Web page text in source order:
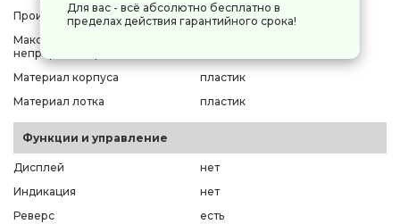
Производительность
0.58 кг/мин
Максимальное время
непрерывной работы
Материал корпуса
пластик
Материал лотка
пластик
Функции и управление
Дисплей
нет
Индикация
нет
Реверс
есть
Для вас - всё абсолютно бесплатно в
пределах действия гарантийного срока!